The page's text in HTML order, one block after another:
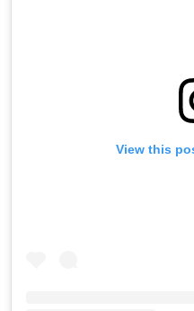
View this